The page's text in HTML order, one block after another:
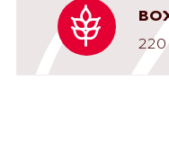
220